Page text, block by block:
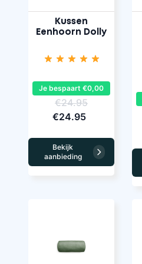
Kussen
Eenhoorn Dolly
Je bespaart €0,00
€24.95
€24.95
Bekijk
aanbieding